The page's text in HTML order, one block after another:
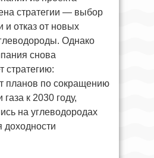
стратегии — выбор
и отказ от новых
Однако
снова
стратегию:
планов по сокращению
к 2030 году,
на углеводородах